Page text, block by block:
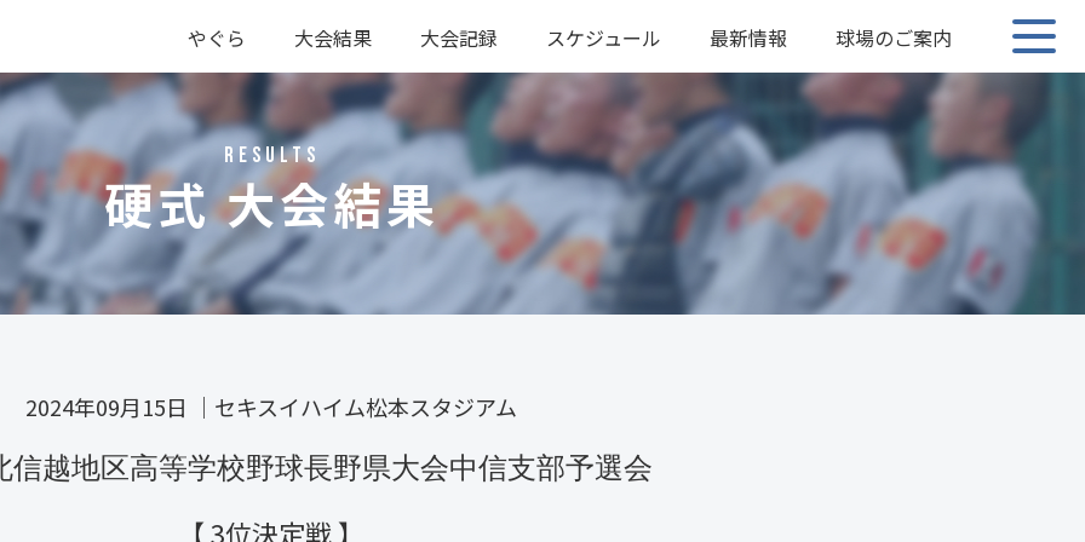
やぐら
大会結果
硬式
軟式
大会記録
硬式
軟式
スケジュール 最新情報 球場のご案内
RESULTS
硬式 大会結果
2024年09月15日 ｜ セキスイハイム松本スタジアム
信越地区高等学校野球長野県大会中信支部予選会
【 3位決定戦 】